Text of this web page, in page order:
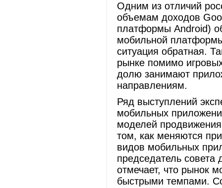
Одним из отличий
объемам доходов
платформы Android)
мобильной
ситуация обратная.
рынке помимо
долю занимают
направлениям.
Ряд выступлений
мобильных
моделей
том, как меняются
видов мобильных
председатель
отмечает, что рынок
быстрыми темпами.